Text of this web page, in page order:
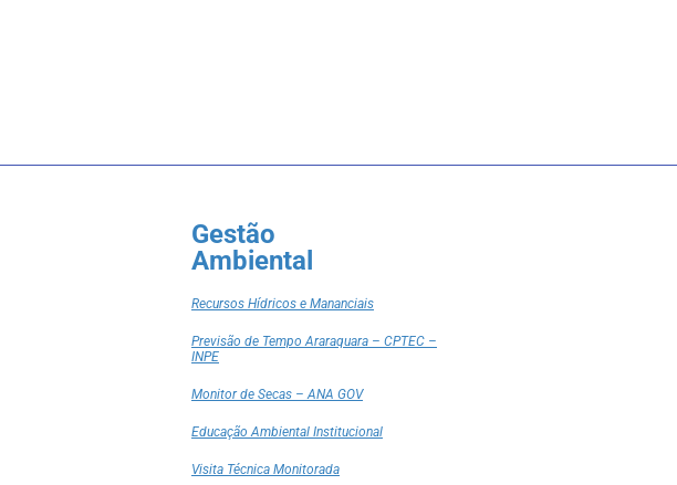
Gestão
Ambiental
Recursos Hídricos e Mananciais
Previsão de Tempo Araraquara – CPTEC –
INPE
Monitor de Secas – ANA GOV
Educação Ambiental Institucional
Visita Técnica Monitorada